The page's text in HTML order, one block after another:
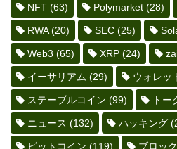
NFT (63) Polymarket (28)
RWA(20) SEC (25)
Web3 (65) XRP (24)
イーサリアム (29) ウォレッ
ステーブルコイン (99) トー
ニュース (132) ハッキング
ビットコイン (119) ブロッ